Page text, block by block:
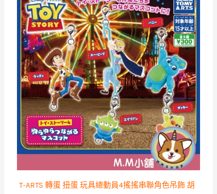
T-ARTS 轉蛋 扭蛋 玩具總動員4搖搖串聯角色吊飾 胡